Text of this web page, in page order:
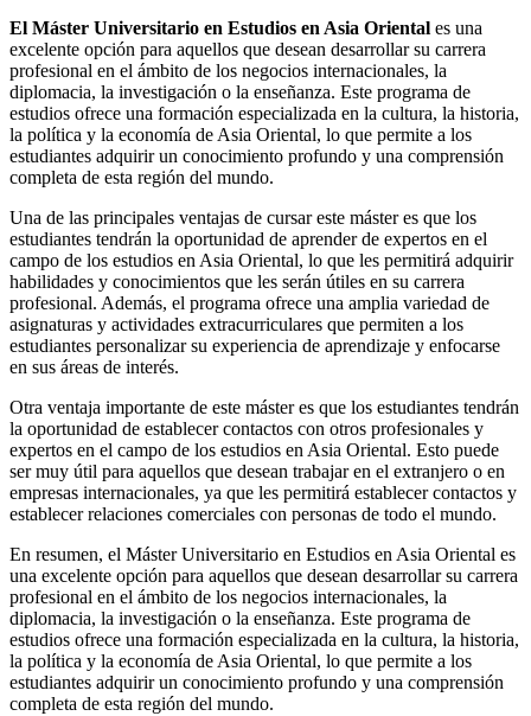
El Máster Universitario en Estudios en Asia Oriental es una
excelente opción para aquellos que desean desarrollar su carrera
profesional en el ámbito de los negocios internacionales, la
diplomacia, la investigación o la enseñanza. Este programa de
estudios ofrece una formación especializada en la cultura, la historia,
la política y la economía de Asia Oriental, lo que permite a los
estudiantes adquirir un conocimiento profundo y una comprensión
completa de esta región del mundo.
Una de las principales ventajas de cursar este máster es que los
estudiantes tendrán la oportunidad de aprender de expertos en el
campo de los estudios en Asia Oriental, lo que les permitirá adquirir
habilidades y conocimientos que les serán útiles en su carrera
profesional. Además, el programa ofrece una amplia variedad de
asignaturas y actividades extracurriculares que permiten a los
estudiantes personalizar su experiencia de aprendizaje y enfocarse
en sus áreas de interés.
Otra ventaja importante de este máster es que los estudiantes tendrán
la oportunidad de establecer contactos con otros profesionales y
expertos en el campo de los estudios en Asia Oriental. Esto puede
ser muy útil para aquellos que desean trabajar en el extranjero o en
empresas internacionales, ya que les permitirá establecer contactos y
establecer relaciones comerciales con personas de todo el mundo.
En resumen, el Máster Universitario en Estudios en Asia Oriental es
una excelente opción para aquellos que desean desarrollar su carrera
profesional en el ámbito de los negocios internacionales, la
diplomacia, la investigación o la enseñanza. Este programa de
estudios ofrece una formación especializada en la cultura, la historia,
la política y la economía de Asia Oriental, lo que permite a los
estudiantes adquirir un conocimiento profundo y una comprensión
completa de esta región del mundo.